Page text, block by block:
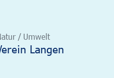
/ Umwelt
Langen